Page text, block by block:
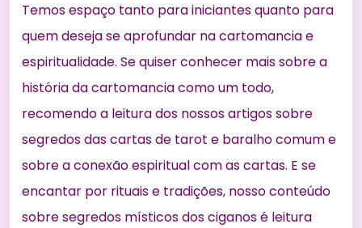
Temos espaço tanto para iniciantes quanto para
quem deseja se aprofundar na cartomancia e
espiritualidade. Se quiser conhecer mais sobre a
história da cartomancia como um todo,
recomendo a leitura dos nossos artigos sobre
segredos das cartas de tarot e baralho comume
sobre aconexão espiritual com as cartas. E se
encantar por rituais e tradições, nosso conteúdo
sobresegredos místicos dos ciganosé leitura